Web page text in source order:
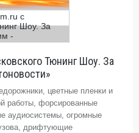
Тюнинг Шоу. За
цветные пленки и
работы, форсированные
аудиосистемы, огромные
дрифтующие